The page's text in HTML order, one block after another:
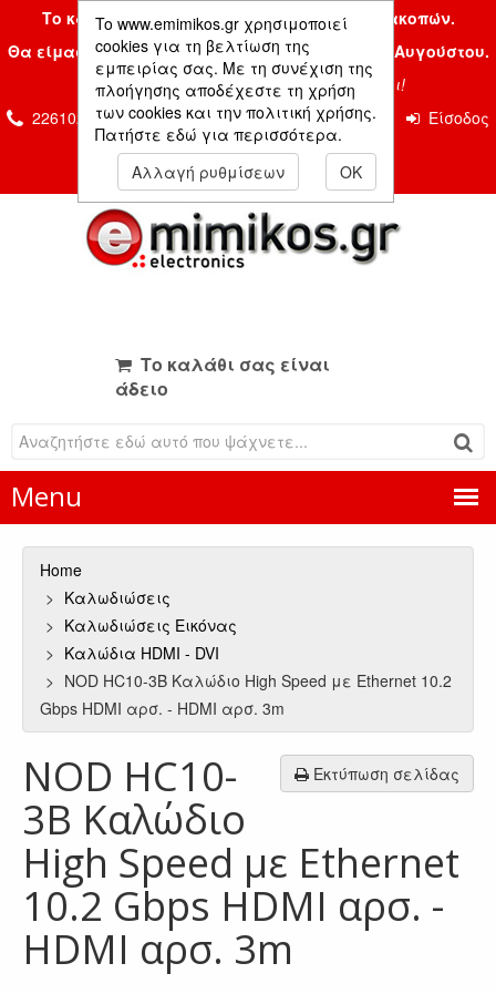
To www.emimikos.gr χρησιμοποιεί
cookies για τη βελτίωση της
εμπειρίας σας. Με τη συνέχιση της
πλοήγησης αποδέχεστε τη χρήση
των cookies και την πολιτική χρήσης.
Πατήστε εδώ για περισσότερα.
Αλλαγή ρυθμίσεων
OK
Το κατάστημα μας είναι κλειστό λόγω διακοπών.
Θα είμαστε και πάλι μαζί σας την Δευτέρα 24 Αυγούστου.
Σας ευχόμαστε ένα όμορφο καλοκαίρι!
2261026435 & 2261081666
Επικοινωνία
Είσοδος
Μέλους
Το καλάθι σας είναι
άδειο
Menu
Home
Καλωδιώσεις
Καλωδιώσεις Εικόνας
Καλώδια HDMI - DVI
NOD HC10-3B Καλώδιο High Speed με Ethernet 10.2
Gbps HDMI αρσ. - HDMI αρσ. 3m
Εκτύπωση σελίδας
NOD HC10-
3B Καλώδιο
High Speed με Ethernet
10.2 Gbps HDMI αρσ. -
HDMI αρσ. 3m